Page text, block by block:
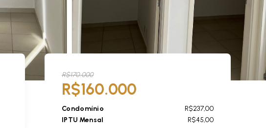
R$170.000
R$160.000
Condomínio
R$237,00
IPTU Mensal
R$45,00